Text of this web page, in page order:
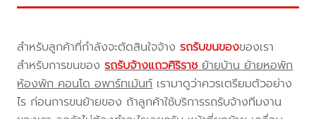
สำหรับลูกค้าที่กำลังจะตัดสินใจจ้างรถรับขนของของเรา
สำหรับการขนของรถรับจ้างแถวศิริราชย้ายบ้าน ย้ายหอพัก
ห้องพัก คอนโด อพาร์ทเม้นท์เรามาดูว่าควรเตรียมตัวอย่าง
ไร ก่อนการขนย้ายของ ถ้าลูกค้าใช้บริการรถรับจ้างทีมงาน